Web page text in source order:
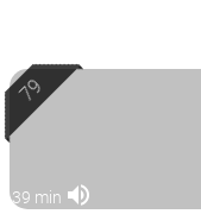
39 min volume_up